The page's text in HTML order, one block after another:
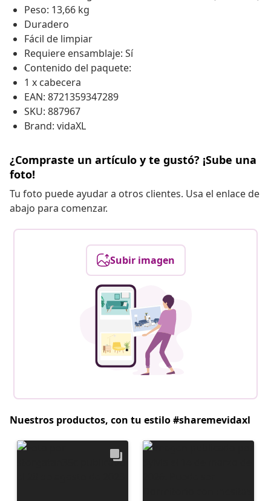
Peso: 13,66 kg
Duradero
Fácil de limpiar
Requiere ensamblaje: Sí
Contenido del paquete:
1 x cabecera
EAN: 8721359347289
SKU: 887967
Brand: vidaXL
¿Compraste un artículo y te gustó? ¡Sube una
foto!
Tu foto puede ayudar a otros clientes. Usa el enlace de
abajo para comenzar.
Subir imagen
Nuestros productos, con tu estilo #sharemevidaxl